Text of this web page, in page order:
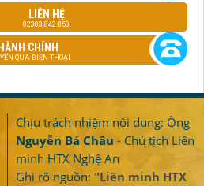
LIÊN HỆ
02383.842.858
CHÍNH
QUA ĐIỆN THOẠI
Chịu trách nhiệm nội dung: Ông
Nguyễn Bá Châu - Chủ tịch Liên
minh HTX Nghệ An
Ghi rõ nguồn: "Liên minh HTX